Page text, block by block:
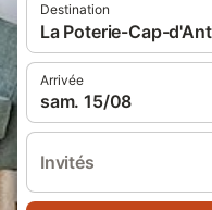
Destination
La Poterie-Cap-
Arrivée
sam. 15/08
Invités